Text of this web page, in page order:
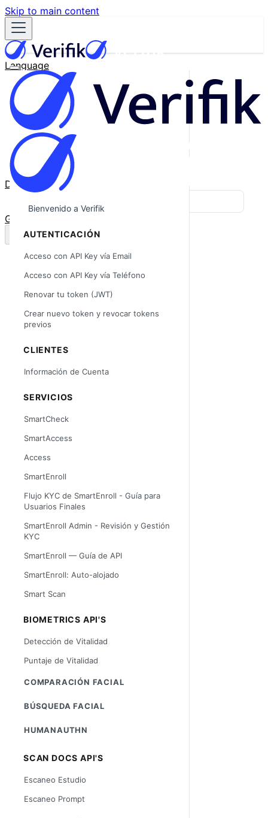
Skip to main content
Language
English
Español
Français
Português
한국어
日本語
中文
Docs
GitHub
Bienvenido a Verifik
AUTENTICACIÓN
Acceso con API Key vía Email
Acceso con API Key vía Teléfono
Renovar tu token (JWT)
Crear nuevo token y revocar tokens
previos
CLIENTES
Información de Cuenta
SERVICIOS
SmartCheck
SmartAccess
Access
SmartEnroll
Flujo KYC de SmartEnroll - Guía para
Usuarios Finales
SmartEnroll Admin - Revisión y Gestión
KYC
SmartEnroll — Guía de API
SmartEnroll: Auto-alojado
Smart Scan
BIOMETRICS API'S
Detección de Vitalidad
Puntaje de Vitalidad
COMPARACIÓN FACIAL
BÚSQUEDA FACIAL
HUMANAUTHN
SCAN DOCS API'S
Escaneo Estudio
Escaneo Prompt